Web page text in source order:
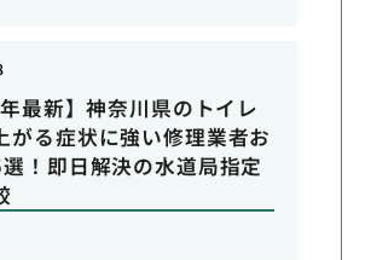
年最新】神奈川県のトイレ
がる症状に強い修理業者お
！即日解決の水道局指定